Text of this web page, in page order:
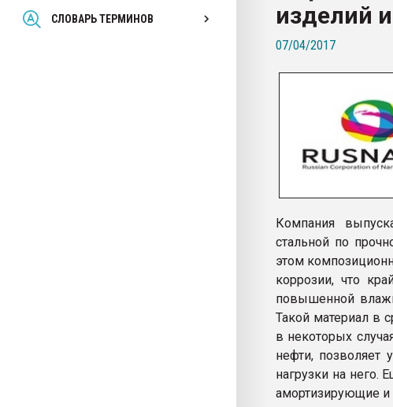
СЛОВАРЬ ТЕРМИНОВ
Всё, что касается выдува ПЭТ
бутылок
ПЕРЕЙТИ НА ФОРУМ
изделий
07/04/2017
Компания
стальной по
этом
коррозии, что
повышенной
Такой материал в
в некоторых
нефти, позволяет
нагрузки на него.
амортизирующие и